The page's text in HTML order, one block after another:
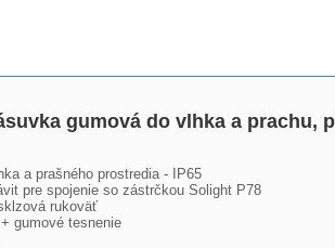
gumová do vlhka a prachu,
a prašného prostredia - IP65
pre spojenie so zástrčkou Solight P78
rukoväť
gumové tesnenie